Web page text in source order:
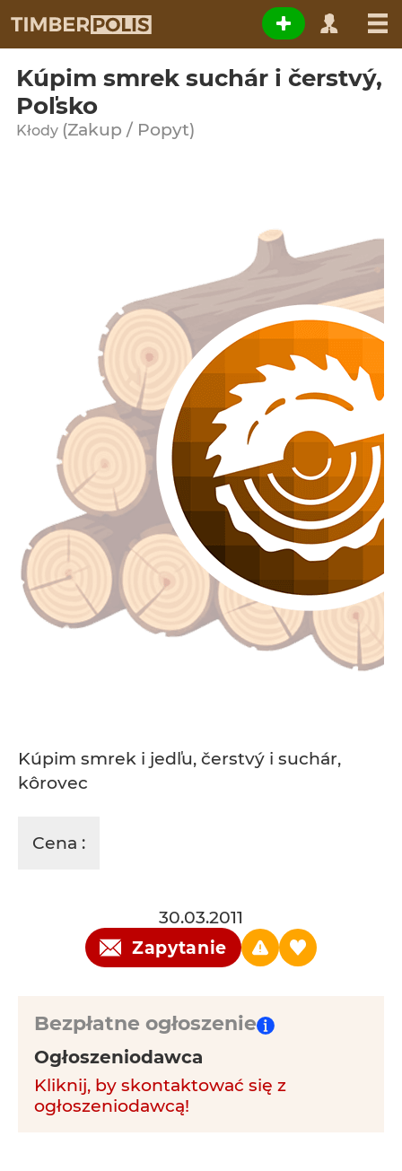
Kúpim smrek suchár i čerstvý,
Poľsko
Kłody (Zakup / Popyt)
Kúpim smrek i jedľu, čerstvý i suchár,
kôrovec
Cena :
30.03.2011
Zapytanie
Bezpłatne ogłoszenie
Ogłoszeniodawca
Kliknij, by skontaktować się z
ogłoszeniodawcą!